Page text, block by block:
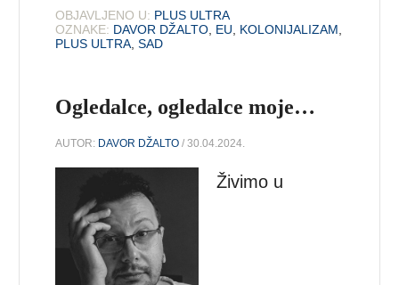
OBJAVLJENO U: PLUS ULTRA
OZNAKE: DAVOR DŽALTO EU KOLONIJALIZAM
PLUS ULTRA ,SAD
Ogledalce, ogledalce moje…
AUTOR: DAVOR DŽALTO / 30.04.2024.
Živimo u